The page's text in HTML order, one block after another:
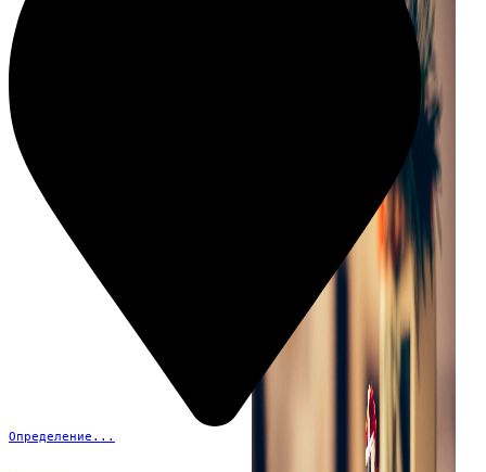
Определение...